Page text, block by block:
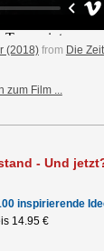
(2018)from Die
zum Film ...
- Und
inspirierende
14.95 €